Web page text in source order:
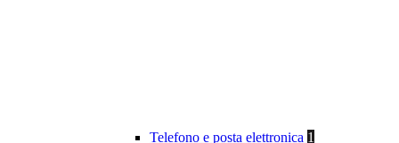
Telefono e posta elettronica 1